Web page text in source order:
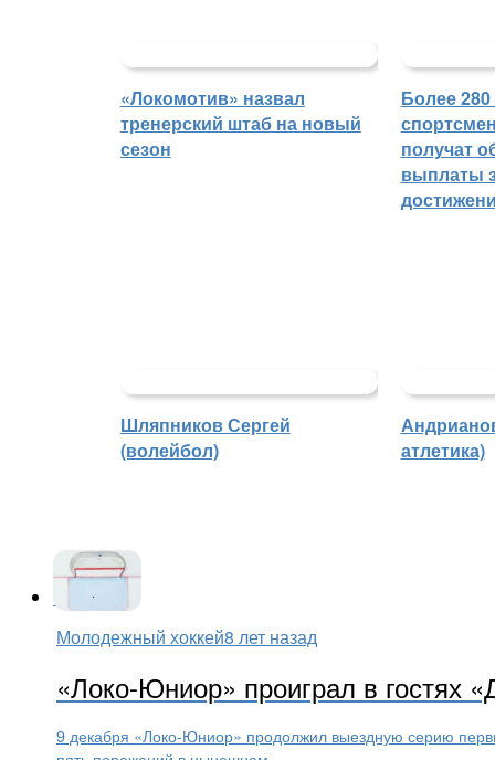
«Локомотив» назвал
тренерский штаб на новый
сезон
Более
получат
выплаты
Шляпников Сергей
(волейбол)
атлетика)
Молодежный хоккей8 лет назад
«Локо-Юниор» проиграл в гостях
9 декабря «Локо-Юниор» продолжил выездную серию